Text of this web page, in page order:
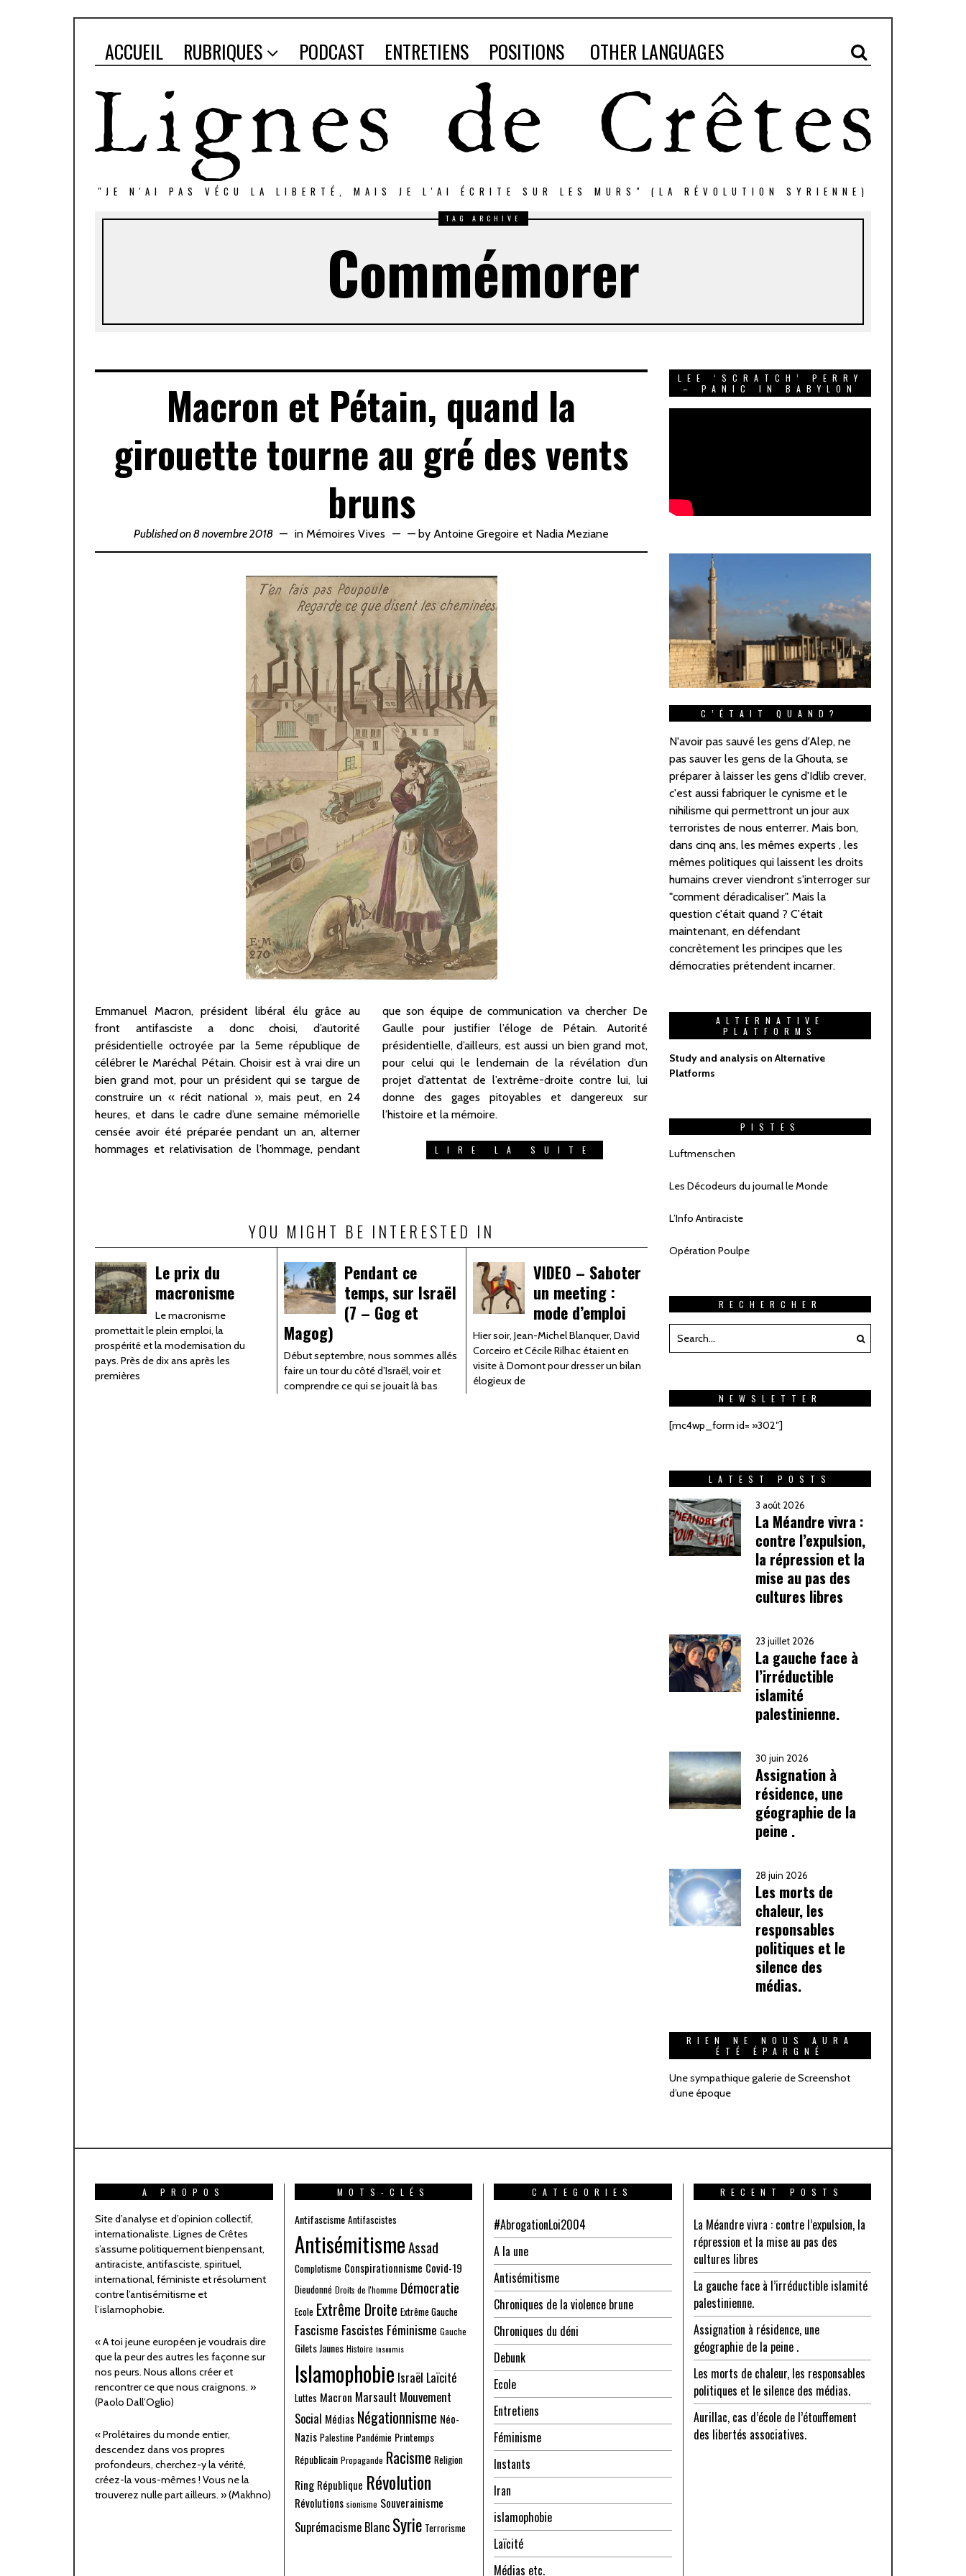
ACCUEIL RUBRIQUES PODCAST ENTRETIENS POSITIONS OTHER LANGUAGES
"JE N'AI PAS VÉCU LA LIBERTÉ, MAIS JE L'AI ÉCRITE SUR LES MURS" (LA RÉVOLUTION SYRIENNE)
TAG ARCHIVE
Commémorer
Macron et Pétain, quand la
girouette tourne au gré des vents
bruns
Published on 8 novembre 2018 inMémoires Vives — byAntoine Gregoire et Nadia Meziane
Emmanuel Macron, président libéral élu grâce au
front antifasciste a donc choisi, d’autorité
présidentielle octroyée par la 5eme république de
célébrer le Maréchal Pétain. Choisir est à vrai dire un
bien grand mot, pour un président qui se targue de
construire un « récit national », mais peut, en 24
heures, et dans le cadre d’une semaine mémorielle
censée avoir été préparée pendant un an, alterner
hommages et relativisation de l’hommage, pendant
que son équipe de communication va chercher De
Gaulle pour justifier l’éloge de Pétain. Autorité
présidentielle, d’ailleurs, est aussi un bien grand mot,
pour celui qui le lendemain de la révélation d’un
projet d’attentat de l’extrême-droite contre lui, lui
donne des gages pitoyables et dangereux sur
l’histoire et la mémoire.
LIRE LA SUITE
YOU MIGHT BE INTERESTED IN
Le prix du
macronisme
Le macronisme
promettait le plein emploi, la
prospérité et la modernisation du
pays. Près de dix ans après les
premières
Pendant ce
temps, sur Israël
(7 – Gog et
Magog)
Début septembre, nous sommes allés
faire un tour du côté d’Israël, voir et
comprendre ce qui se jouait là bas
VIDEO – Saboter
un meeting :
mode d’emploi
Hier soir, Jean-Michel Blanquer, David
Corceiro et Cécile Rilhac étaient en
visite à Domont pour dresser un bilan
élogieux de
LEE ‘SCRATCH’ PERRY
– PANIC IN BABYLON
C’ÉTAIT QUAND?
N'avoir pas sauvé les gens d'Alep, ne
pas sauver les gens de la Ghouta, se
préparer à laisser les gens d'Idlib crever,
c'est aussi fabriquer le cynisme et le
nihilisme qui permettront un jour aux
terroristes de nous enterrer. Mais bon,
dans cinq ans, les mêmes experts , les
mêmes politiques qui laissent les droits
humains crever viendront s'interroger sur
"comment déradicaliser". Mais la
question c'était quand ? C'était
maintenant, en défendant
concrètement les principes que les
démocraties prétendent incarner.
ALTERNATIVE
PLATFORMS
Study and analysis on Alternative
Platforms
PISTES
Luftmenschen
Les Décodeurs du journal le Monde
L’Info Antiraciste
Opération Poulpe
RECHERCHER
NEWSLETTER
[mc4wp_form id= »302″]
LATEST POSTS
3 août 2026
La Méandre vivra :
contre l’expulsion,
la répression et la
mise au pas des
cultures libres
23 juillet 2026
La gauche face à
l’irréductible
islamité
palestinienne.
30 juin 2026
Assignation à
résidence, une
géographie de la
peine .
28 juin 2026
Les morts de
chaleur, les
responsables
politiques et le
silence des
médias.
RIEN NE NOUS AURA
ÉTÉ ÉPARGNÉ
Une sympathique galerie de Screenshot
d’une époque
A PROPOS
Site d’analyse et d’opinion collectif,
internationaliste. Lignes de Crêtes
s’assume politiquement bienpensant,
antiraciste, antifasciste, spirituel,
international, féministe et résolument
contre l’antisémitisme et
l’islamophobie.
« A toi jeune européen je voudrais dire
que la peur des autres les façonne sur
nos peurs. Nous allons créer et
rencontrer ce que nous craignons. »
(Paolo Dall’Oglio)
« Prolétaires du monde entier,
descendez dans vos propres
profondeurs, cherchez-y la vérité,
créez-la vous-mêmes ! Vous ne la
trouverez nulle part ailleurs. » (Makhno)
MOTS-CLÉS
Antifascisme Antifascistes
AntisémitismeAssad
Complotisme Conspirationnisme Covid-19
Dieudonné Droits de l'homme Démocratie
Ecole Extrême Droite Extrême Gauche
Fascisme Fascistes Féminisme Gauche
Gilets Jaunes Histoire Insoumis
Islamophobie Israël Laïcité
Luttes Macron Marsault Mouvement
Social Médias Négationnisme Néo-
Nazis Palestine Pandémie Printemps
Républicain Propagande Racisme Religion
Ring République Révolution
Révolutions sionisme Souverainisme
Suprémacisme Blanc Syrie Terrorisme
CATEGORIES
#AbrogationLoi2004
A la une
Antisémitisme
Chroniques de la violence brune
Chroniques du déni
Debunk
Ecole
Entretiens
Féminisme
Instants
Iran
islamophobie
Laïcité
Médias etc.
RECENT POSTS
La Méandre vivra : contre l’expulsion, la
répression et la mise au pas des
cultures libres
La gauche face à l’irréductible islamité
palestinienne.
Assignation à résidence, une
géographie de la peine .
Les morts de chaleur, les responsables
politiques et le silence des médias.
Aurillac, cas d’école de l’étouffement
des libertés associatives.